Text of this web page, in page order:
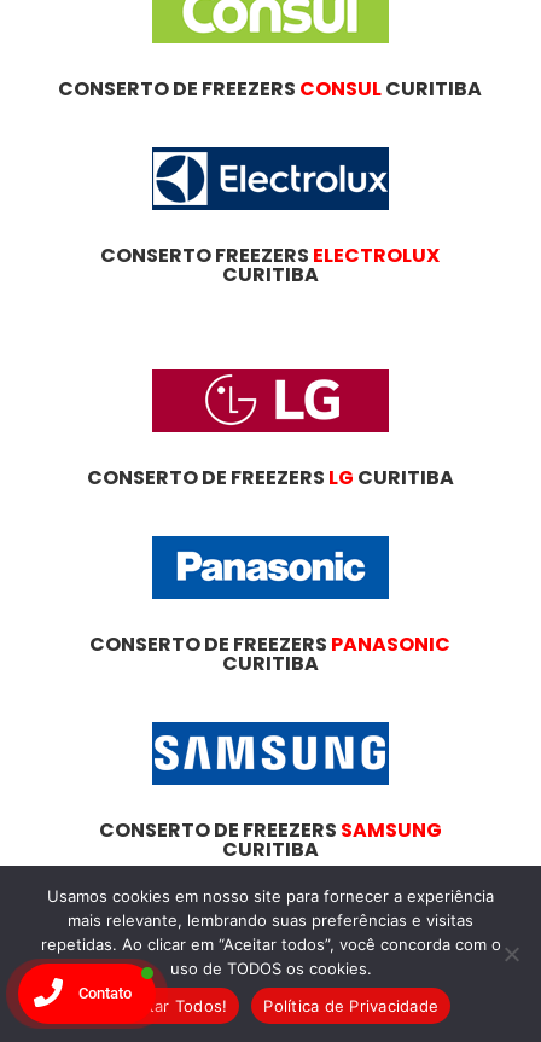
CONSERTO DE FREEZERS CONSULCURITIBA
CONSERTO FREEZERS ELECTROLUX
CURITIBA
CONSERTO DE FREEZERS LG CURITIBA
CONSERTO DE FREEZERS PANASONIC
CURITIBA
CONSERTO DE FREEZERS SAMSUNG
CURITIBA
DicasEssenciais
Usamos cookies em nosso site para fornecer a experiência
mais relevante, lembrando suas preferências e visitas
repetidas. Ao clicar em “Aceitar todos”, você concorda com o
uso de TODOS os cookies.
Aceitar Todos!
Política de Privacidade
Contato